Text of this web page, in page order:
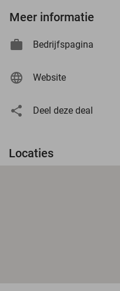
Meer informatie
Bedrijfspagina
Website
Deel deze deal
Locaties